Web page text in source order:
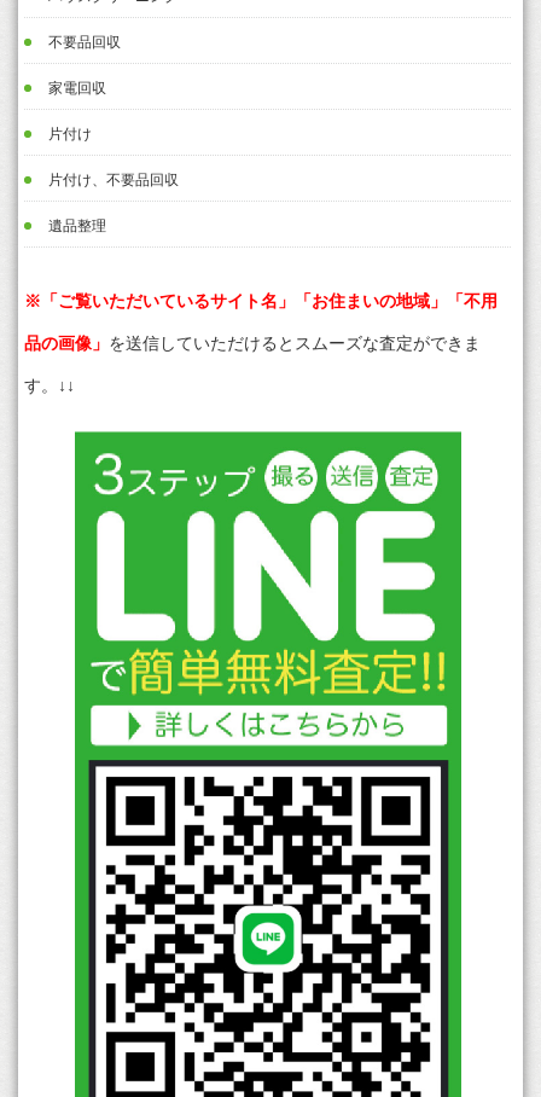
不要品回収
家電回収
片付け
片付け、不要品回収
遺品整理
※「ご覧いただいているサイト名」「お住まいの地域」「不用
品の画像」 を送信していただけるとスムーズな査定ができま
す。↓↓